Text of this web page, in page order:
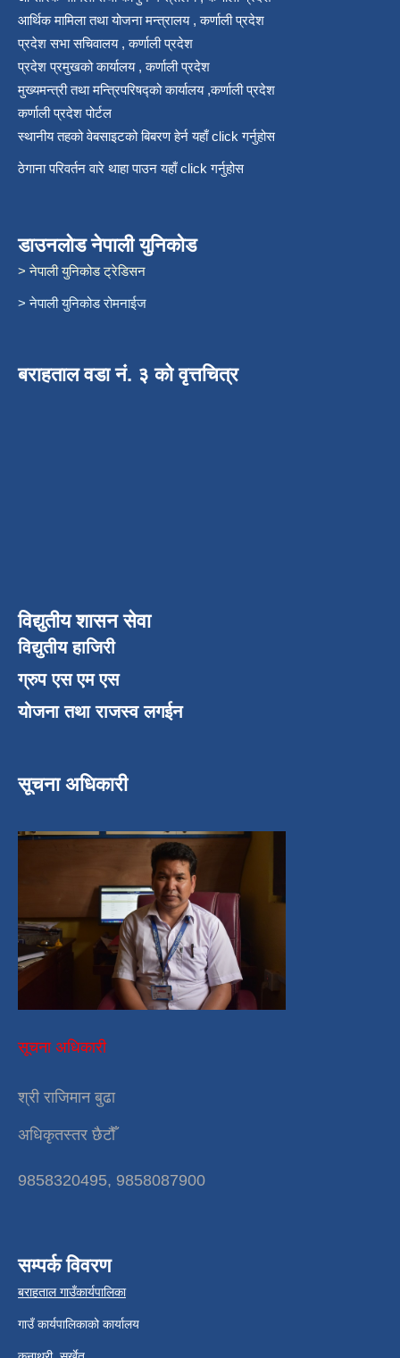
आर्थिक मामिला तथा योजना मन्त्रालय , कर्णाली प्रदेश
प्रदेश सभा सचिवालय , कर्णाली प्रदेश
प्रदेश प्रमुखको कार्यालय , कर्णाली प्रदेश
मुख्यमन्त्री तथा मन्त्रिपरिषद्को कार्यालय ,कर्णाली प्रदेश
कर्णाली प्रदेश पोर्टल
स्थानीय तहको वेबसाइटको बिबरण हेर्न यहाँ click गर्नुहोस
ठेगाना परिवर्तन वारे थाहा पाउन यहाँ click गर्नुहोस
डाउनलोड नेपाली युनिकोड
> नेपाली युनिकोड ट्रेडिसन
> नेपाली युनिकोड रोमनाईज
बराहताल वडा नं. ३ को वृत्तचित्र
विद्युतीय शासन सेवा
विद्युतीय हाजिरी
ग्रुप एस एम एस
योजना तथा राजस्व लगईन
सूचना अधिकारी
सूचना अधिकारी
श्री राजिमान बुढा
अधिकृतस्तर छैटौँ
9858320495, 9858087900
सम्पर्क विवरण
बराहताल गाउँकार्यपालिका
गाउँ कार्यपालिकाको कार्यालय